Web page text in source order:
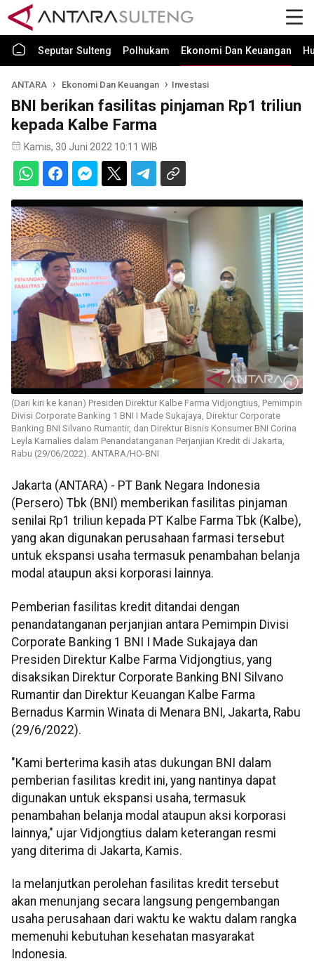
Seputar Sulteng Polhukam Ekonomi Dan Keuangan
ANTARA Ekonomi Dan Keuangan Investasi
BNI berikan fasilitas pinjaman Rp1 triliun
kepada Kalbe Farma
Kamis, 30 Juni 2022 10:11 WIB
(Dari kiri ke kanan) Presiden Direktur Kalbe Farma Vidjongtius, Pemimpin
Divisi Corporate Banking 1 BNI I Made Sukajaya, Direktur Corporate
Banking BNI Silvano Rumantir, dan Direktur Bisnis Konsumer BNI Corina
Leyla Karnalies dalam Penandatanganan Perjanjian Kredit di Jakarta,
Rabu (29/06/2022). ANTARA/HO-BNI
Jakarta (ANTARA) - PT Bank Negara Indonesia
(Persero) Tbk (BNI) memberikan fasilitas pinjaman
senilai Rp1 triliun kepada PT Kalbe Farma Tbk (Kalbe),
yang akan digunakan perusahaan farmasi tersebut
untuk ekspansi usaha termasuk penambahan belanja
modal ataupun aksi korporasi lainnya.
Pemberian fasilitas kredit ditandai dengan
penandatanganan perjanjian antara Pemimpin Divisi
Corporate Banking 1 BNI I Made Sukajaya dan
Presiden Direktur Kalbe Farma Vidjongtius, yang
disaksikan Direktur Corporate Banking BNI Silvano
Rumantir dan Direktur Keuangan Kalbe Farma
Bernadus Karmin Winata di Menara BNI, Jakarta, Rabu
(29/6/2022).
"Kami berterima kasih atas dukungan BNI dalam
pemberian fasilitas kredit ini, yang nantinya dapat
digunakan untuk ekspansi usaha, termasuk
penambahan belanja modal ataupun aksi korporasi
lainnya," ujar Vidjongtius dalam keterangan resmi
yang diterima di Jakarta, Kamis.
Ia melanjutkan perolehan fasilitas kredit tersebut
akan menunjang secara langsung pengembangan
usaha perusahaan dari waktu ke waktu dalam rangka
memenuhi kebutuhan kesehatan masyarakat
Indonesia.